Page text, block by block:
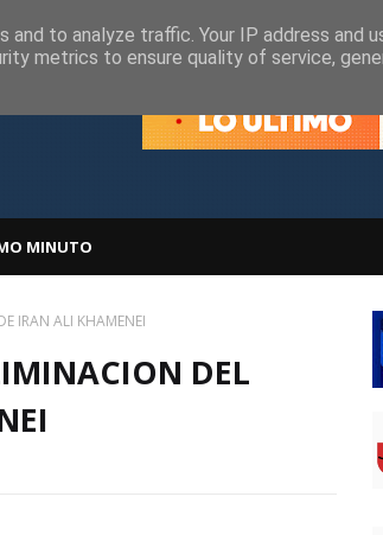
MINUTO
IRAN ALI KHAMENEI
DEL
to analyze traffic. Your IP address and
metrics to ensure quality of service,